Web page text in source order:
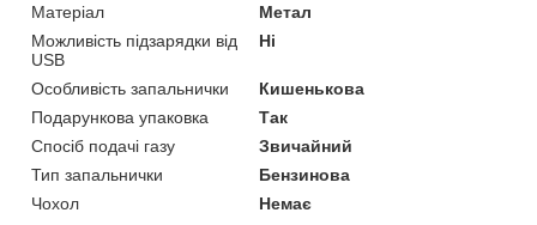
Матеріал
Метал
Можливість підзарядки від
USB
Ні
Особливість запальнички
Кишенькова
Подарункова упаковка
Так
Спосіб подачі газу
Звичайний
Тип запальнички
Бензинова
Чохол
Немає